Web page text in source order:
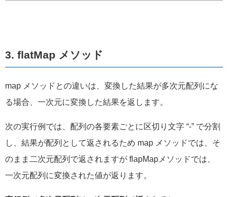
3. flatMap メソッド
map メソッドとの違いは、変換した結果が多次元配列にな
る場合、一次元に変換した結果を返します。
次の実行例では、配列の各要素ごとに区切り文字 “-” で分割
し、結果が配列として返されるため map メソッドでは、そ
のまま二次元配列で返されますが flapMapメソッドでは、
一次元配列に変換された値が返ります。